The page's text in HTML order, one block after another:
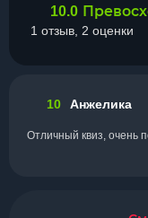
10.0
1 отзыв, 2 оценки
10 Анжелика
Отличный квиз, очень